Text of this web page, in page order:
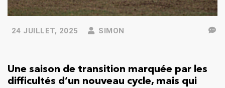
24 JUILLET, 2025 SIMON
Une saison de transition marquée par les
difficultés d’un nouveau cycle, mais qui